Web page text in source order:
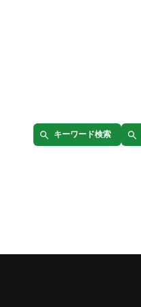
キーワード検索